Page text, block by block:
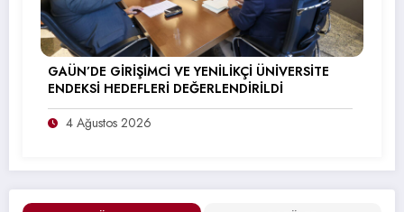
GAÜN’DE GİRİŞİMCİ VE YENİLİKÇİ ÜNİVERSİTE
ENDEKSİ HEDEFLERİ DEĞERLENDİRİLDİ
4 Ağustos 2026